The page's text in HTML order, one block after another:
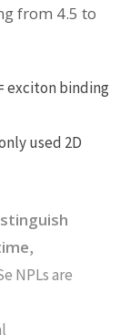
from 4.5 to
exciton binding
used 2D
,
NPLs are